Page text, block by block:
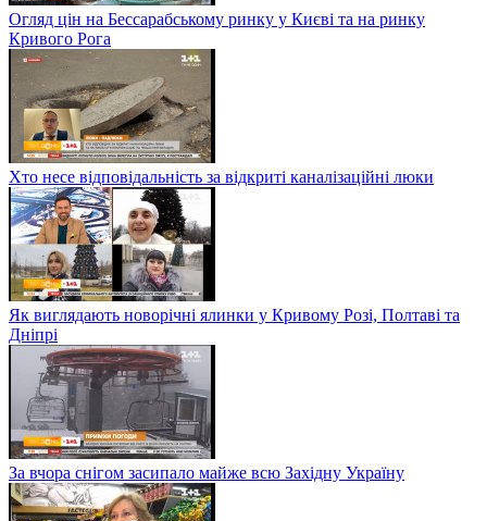
Огляд цін на Бессарабському ринку у Києві та на ринку
Кривого Рога
Хто несе відповідальність за відкриті каналізаційні люки
Як виглядають новорічні ялинки у Кривому Розі, Полтаві та
Дніпрі
За вчора снігом засипало майже всю Західну Україну